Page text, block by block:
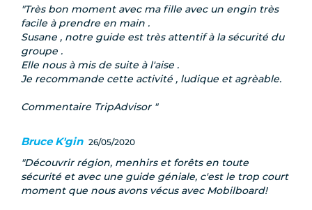
Très bon moment avec ma fille avec un engin très
facile à prendre en main .
Susane , notre guide est très attentif à la sécurité du
groupe .
Elle nous à mis de suite à l'aise .
Je recommande cette activité , ludique et agrèable.
Commentaire TripAdvisor
Bruce K'gin 26/05/2020
Découvrir région, menhirs et forêts en toute
sécurité et avec une guide géniale, c'est le trop court
moment que nous avons vécus avec Mobilboard!